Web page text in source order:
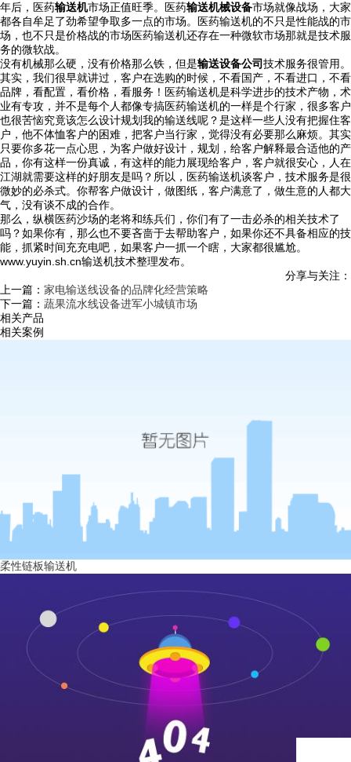
年后，医药输送机市场正值旺季。医药输送机械设备市场就像战场，大家
都各自牟足了劲希望争取多一点的市场。医药输送机的不只是性能战的市
场，也不只是价格战的市场医药输送机还存在一种微软市场那就是技术服
务的微软战。
没有机械那么硬，没有价格那么铁，但是输送设备公司技术服务很管用。
其实，我们很早就讲过，客户在选购的时候，不看国产，不看进口，不看
品牌，看配置，看价格，看服务！医药输送机是科学进步的技术产物，术
业有专攻，并不是每个人都像专搞医药输送机的一样是个行家，很多客户
也很苦恼究竟该怎么设计规划我的输送线呢？是这样一些人没有把握住客
户，他不体恤客户的困难，把客户当行家，觉得没有必要那么麻烦。其实
只要你多花一点心思，为客户做好设计，规划，给客户解释最合适他的产
品，你有这样一份真诚，有这样的能力展现给客户，客户就很安心，人在
江湖就需要这样的好朋友是吗？所以，医药输送机谈客户，技术服务是很
微妙的必杀式。你帮客户做设计，做图纸，客户满意了，做生意的人都大
气，没有谈不成的合作。
那么，纵横医药沙场的老将和练兵们，你们有了一击必杀的相关技术了
吗？如果你有，那么也不要吝啬于去帮助客户，如果你还不具备相应的技
能，抓紧时间充充电吧，如果客户一抓一个瞎，大家都很尴尬。
www.yuyin.sh.cn输送机技术整理发布。
分享与关注：
上一篇： 家电输送线设备的品牌化经营策略
下一篇： 蔬果流水线设备进军小城镇市场
相关产品
相关案例
柔性链板输送机